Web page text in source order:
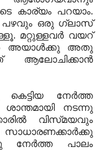
കാര്യം പറയാം.
ഒരു ഗ്ലാസ്‌
മറ്റുള്ളവര്‍ വയറ്‌
അയാള്‍ക്കു അതു
ആലോചിക്കാന്‍
നേര്‍ത്ത
ശാന്തമായി നടന്നു
വിസ്‌മയവും
നേര്‍ത്ത പാലം